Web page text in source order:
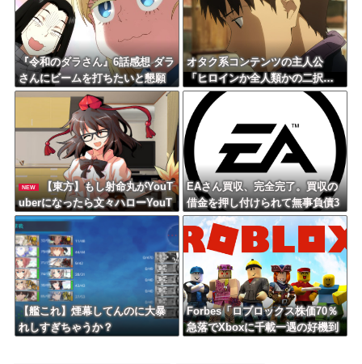
『令和のダラさん』6話感想 ダラ
さんにビームを打ちたいと懇願
する薫
オタク系コンテンツの主人公
「ヒロインか全人類かの二択…
ボクはヒロインを選ぶっ！ｗ
ｗ」←こういうの
NEW
【東方】もし射命丸がYouT
uberになったら文々ハローYouT
ube! どうも射命丸ですって挨拶
するのかな
EAさん買収、完全完了。買収の
借金を押し付けられて無事負債3
兆2000億円に
【艦これ】煙幕してんのに大暴
れしすぎちゃうか？
Forbes「ロブロックス株価70％
急落でXboxに千載一遇の好機到